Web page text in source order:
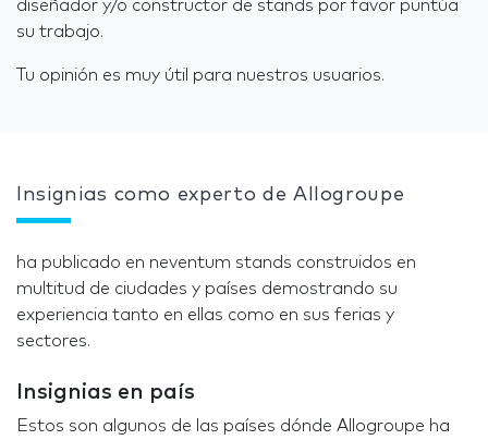
diseñador y/o constructor de stands por favor puntúa
su trabajo.
Tu opinión es muy útil para nuestros usuarios.
Insignias como experto de Allogroupe
ha publicado en neventum stands construidos en
multitud de ciudades y países demostrando su
experiencia tanto en ellas como en sus ferias y
sectores.
Insignias en país
Estos son algunos de las países dónde Allogroupe ha